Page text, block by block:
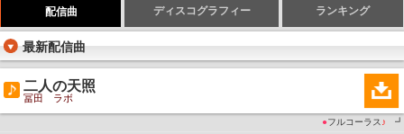
配信曲 ディスコグラフィー ランキング
最新配信曲
二人の天照
冨田 ラボ
●フルコーラス ♪ ┛